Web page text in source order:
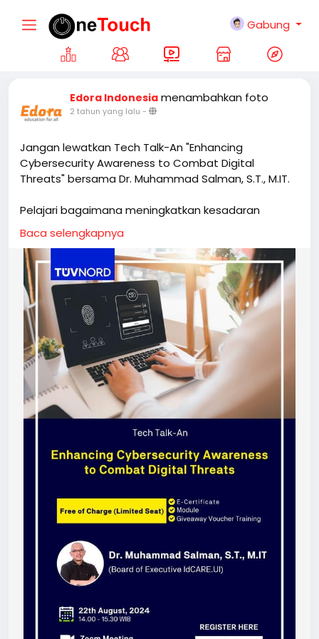
Gabung
Edora Indonesia menambahkan foto
2 tahun yang lalu -
Jangan lewatkan Tech Talk-An "Enhancing
Cybersecurity Awareness to Combat Digital
Threats" bersama Dr. Muhammad Salman, S.T., M.IT.
Pelajari bagaimana meningkatkan kesadaran
cybersecurity untuk melindungi aset digital Anda
dari ancaman yang terus berkembang secara
GRATIS.
Segera daftar di sini
https://www.tuev-nord.de/p/t/nl?
t=YV9AK.1908M2.071DD87F5088846C6F6AEC2ED5D98
021&d=https%3a%2f%2fbit.ly%2fTechTalk-
an&h=F1D77369EDF171A31F8B948564ABD4C21B2DCD1E
&i=1908m3
Baca selengkapnya